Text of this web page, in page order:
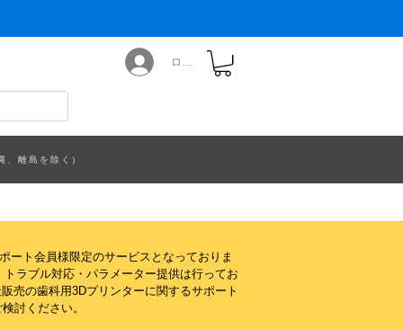
ログイン
、離島を除く)
ート会員様限定のサービスとなっておりま
ラブル対応・パラメーター提供は行ってお
売の歯科用3Dプリンターに関するサポート
討ください。